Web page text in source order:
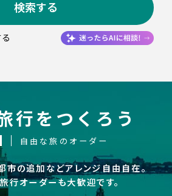
検索する
行をつくろう
自由な旅のオーダー
市の追加などアレンジ自由自在。
行オーダーも大歓迎です。